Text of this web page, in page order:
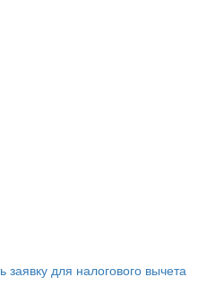
заявку для налогового вычета